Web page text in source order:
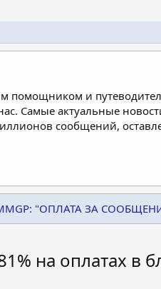
помощником и
Самые актуальные
сообщений,
MMGP: "ОПЛАТА ЗА
на оплатах в